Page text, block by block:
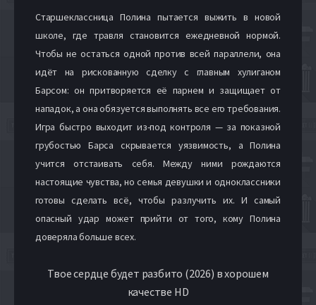
Старшеклассница Полина пытается выжить в новой
школе, где травля становится ежедневной нормой.
Чтобы не остаться одной против всей параллели, она
идёт на рискованную сделку с главным хулиганом
Барсом: он притворяется её парнем и защищает от
нападок, а она обязуется выполнять все его требования.
Игра быстро выходит из-под контроля — за показной
грубостью Барса скрывается уязвимость, а Полина
учится отстаивать себя. Между ними рождаются
настоящие чувства, но семья девушки и одноклассники
готовы сделать всё, чтобы разлучить их. И самый
опасный удар может прийти от того, кому Полина
доверяла больше всех.
Твое сердце будет разбито (2026) в хорошем
качестве HD